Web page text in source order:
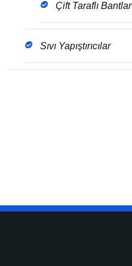
Çift Taraflı Bantlar
Sıvı Yapıştırıcılar